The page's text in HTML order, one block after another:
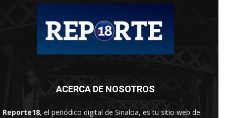
ACERCA DE NOSOTROS
Reporte18, el periódico digital de Sinaloa, es tu sitio web de